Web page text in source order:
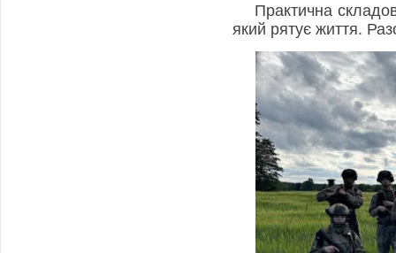
Практична
який рятує життя.